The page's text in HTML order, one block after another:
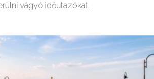
vágyó időutazókat.